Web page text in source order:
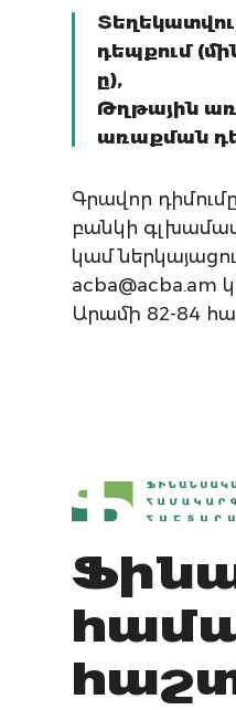
դեպքում
ը),
Թղթային
առաքման
Գրավոր
բանկի
կամ
Արամի 82-84